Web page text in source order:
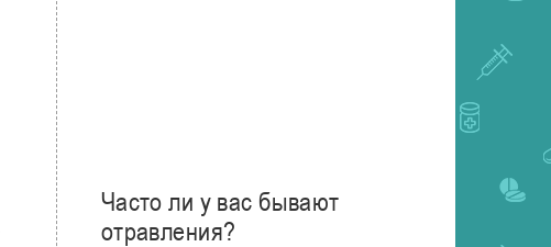
Часто ли у вас бывают
отравления?